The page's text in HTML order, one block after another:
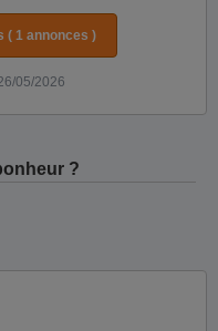
( 1 annonces )
05/2026
?